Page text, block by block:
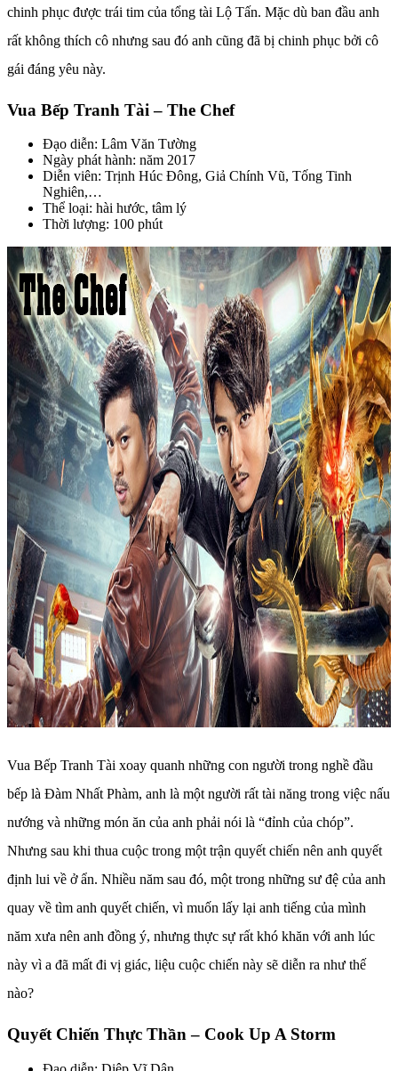
chinh phục được trái tim của tổng tài Lộ Tấn. Mặc dù ban đầu anh
rất không thích cô nhưng sau đó anh cũng đã bị chinh phục bởi cô
gái đáng yêu này.
Vua Bếp Tranh Tài – The Chef
Đạo diễn: Lâm Văn Tường
Ngày phát hành: năm 2017
Diễn viên: Trịnh Húc Đông, Giả Chính Vũ, Tống Tinh
Nghiên,…
Thể loại: hài hước, tâm lý
Thời lượng: 100 phút
Vua Bếp Tranh Tài xoay quanh những con người trong nghề đầu
bếp là Đàm Nhất Phàm, anh là một người rất tài năng trong việc nấu
nướng và những món ăn của anh phải nói là “đỉnh của chóp”.
Nhưng sau khi thua cuộc trong một trận quyết chiến nên anh quyết
định lui về ở ẩn. Nhiều năm sau đó, một trong những sư đệ của anh
quay về tìm anh quyết chiến, vì muốn lấy lại anh tiếng của mình
năm xưa nên anh đồng ý, nhưng thực sự rất khó khăn với anh lúc
này vì a đã mất đi vị giác, liệu cuộc chiến này sẽ diễn ra như thế
nào?
Quyết Chiến Thực Thần – Cook Up A Storm